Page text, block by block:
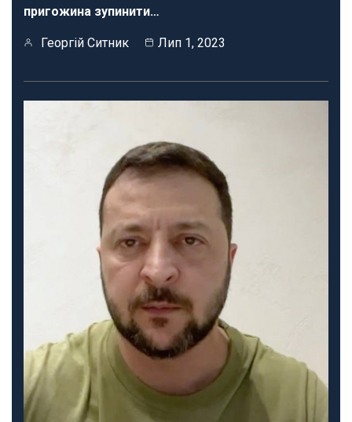
пригожина зупинити…
Георгій Ситник Лип 1, 2023